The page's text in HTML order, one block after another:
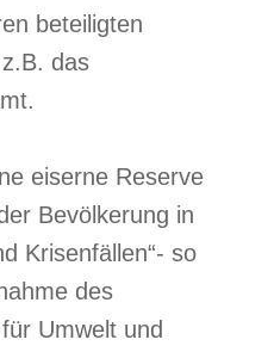
beteiligten
das
eiserne Reserve
Bevölkerung in
Krisenfällen“- so
des
Umwelt und